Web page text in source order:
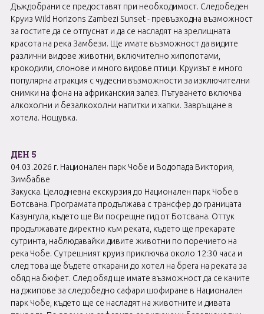
Дъждобрани се предоставят при необходимост. Следобеден
Круиз Wild Horizons Zambezi Sunset - превъзходна възможност
за гостите да се отпуснат и да се насладят на зрелищната
красота на река Замбези. Ще имате възможност да видите
различни видове животни, включително хипопотами,
крокодили, слонове и много видове птици. Круизът е много
популярна атракция с чудесни възможности за изключителни
снимки на фона на африканския залез. Пътуването включва
алкохолни и безалкохолни напитки и хапки. Завръщане в
хотела. Нощувка.
ДЕН 5
04.03.2026 г. Национален парк Чобе и Водопада Виктория,
Зимбабве
Закуска. Целодневна екскурзия до Национален парк Чобе в
Ботсвана. Програмата продължава с трансфер до границата
Казунгула, където ще Ви посрещне гид от Ботсвана. Оттук
продължавате директно към реката, където ще прекарате
сутринта, наблюдавайки дивите животни по поречието на
река Чобе. Сутрешният круиз приключва около 12:30 часа и
след това ще бъдете откарани до хотел на брега на реката за
обяд на бюфет. След обяд ще имате възможност да се качите
на джипове за следобедно сафари шофиране в Национален
парк Чобе, където ще се насладят на животните и дивата